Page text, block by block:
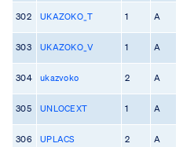
302 UKAZOKO_T 1 A
303 UKAZOKO_V 1 A
304 ukazvoko 2 A
305 UNLOCEXT 1 A
306 UPLACS 2 A